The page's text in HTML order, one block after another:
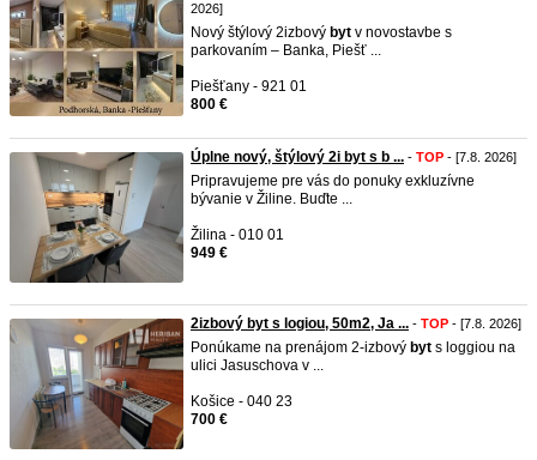
2026]
Nový štýlový 2izbový byt v novostavbe s
parkovaním – Banka, Piešť ...
Piešťany - 921 01
800 €
Úplne nový, štýlový 2i byt s b ... - TOP - [7.8. 2026]
Pripravujeme pre vás do ponuky exkluzívne
bývanie v Žiline. Buďte ...
Žilina - 010 01
949 €
2izbový byt s logiou, 50m2, Ja ... - TOP - [7.8. 2026]
Ponúkame na prenájom 2-izbový byt s loggiou na
ulici Jasuschova v ...
Košice - 040 23
700 €